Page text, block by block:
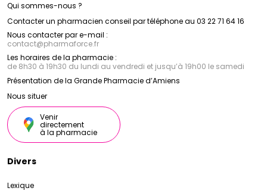
Qui sommes-nous ?
Contacter un pharmacien conseil par téléphone au 03 22 71 64 16
Nous contacter par e-mail :
contact@pharmaforce.fr
Les horaires de la pharmacie :
de 8h30 à 19h30 du lundi au vendredi et jusqu’à 19h00 le samedi
Présentation de la Grande Pharmacie d’Amiens
Nous situer
Venir
directement
à la pharmacie
Divers
Lexique